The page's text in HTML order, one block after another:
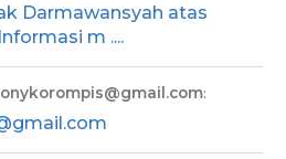
Darmawansyah atas
m ....
: